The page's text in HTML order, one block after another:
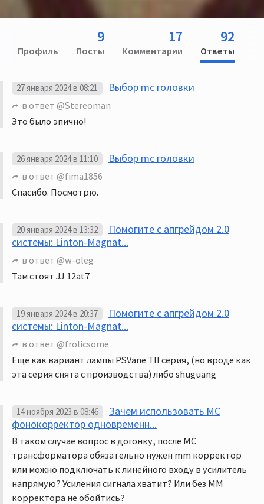
Профиль
9
Посты
17
Комментарии
92
Ответы
27 января 2024 в 08:21 Выбор mc головки
в ответ @Stereoman
Это было эпично!
26 января 2024 в 11:10 Выбор mc головки
в ответ @fima1856
Спасибо. Посмотрю.
20 января 2024 в 13:32
Помогите с апгрейдом 2.0
системы: Linton-Magnat...
в ответ @w-oleg
Там стоят JJ 12at7
19 января 2024 в 20:37
Помогите с апгрейдом 2.0
системы: Linton-Magnat...
в ответ @frolicsome
Ещё как вариант лампы PSVane TII серия, (но вроде как
эта серия снята с производства) либо shuguang
14 ноября 2023 в 08:46
Зачем использовать MC
фонокорректор одновременн...
В таком случае вопрос в догонку, после MC
трансформатора обязательно нужен mm корректор
или можно подключать к линейного входу в усилитель
напрямую? Усиления сигнала хватит? Или без MM
корректора не обойтись?